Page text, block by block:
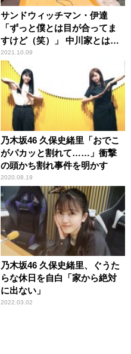
サンドウィッチマン・伊達
「ずっと僕とは目が合ってま
すけど（笑）」 中川家とは照
れて目が合わせられないとい
う女性アナの告白にツッコミ
2021.10.09
乃木坂46 久保史緒里「おでこ
がパカッと割れて……」衝撃
の頭かち割れ事件を明かす
2020.08.19
乃木坂46 久保史緒里、ぐうた
らな休日を自白「家から絶対
に出ない」
2022.03.02